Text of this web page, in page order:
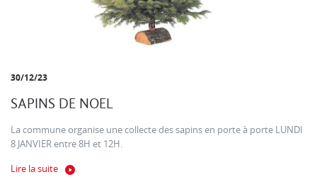
30/12/23
SAPINS DE NOEL
La commune organise une collecte des sapins en porte à porte LUNDI
8 JANVIER entre 8H et 12H.
Lire la suite